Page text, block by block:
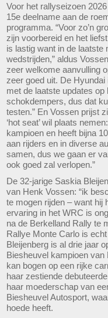
Voor het rallyseizoen
15e deelname aan de
programma. “Voor zo’n
zijn voorbereid en het
is lastig want in de laatste
wedstrijden,” aldus
zeer welkome aanvulling
zeer goed uit. De
met de laatste updates op
schokdempers, dus dat
testen.” En Vossen prijst
‘hot seat’ wil plaats
kampioen en heeft bijna
aan rijders en in diverse
samen, dus we gaan er
ook goed zal verlopen.”
De 32-jarige Saskia
van Henk Vossen: “ik
te mogen rijden – want hij
ervaring in het WRC is
na de Berkelland Rally te
Rallye Monte Carlo is
Bleijenberg is al drie jaar
Biesheuvel kampioen
kan bogen op een rijke
haar zestiende
haar moederschap van
Biesheuvel Autosport,
hoede heeft.